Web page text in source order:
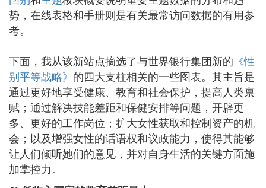
势，在线表格和手册则是有关最常访问数据的有用参
考。
下面，我从该新站点摘选了与世界银行集团新的 《性
别平等战略》 的四大支柱相关的一些图表。其主旨是
通过更好地享受健康、教育和社会保护，提高人类禀
赋；通过解决技能差距和保健安排等问题，开辟更
多、更好的工作岗位；扩大女性获取和控制资产的机
会；以及增强女性的话语权和议政能力，使得其能够
让人们倾听她们的意见，并对自身生活的关键方面施
加掌控力。